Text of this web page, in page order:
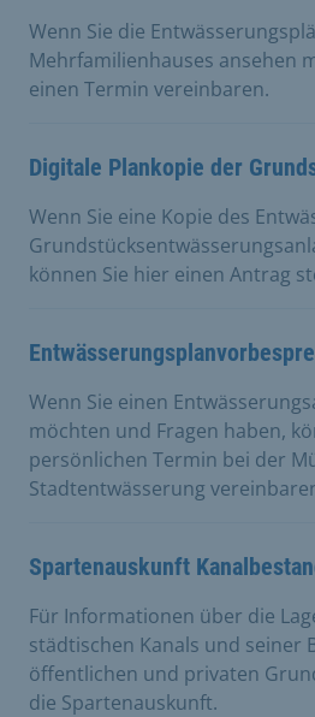
Wenn Sie die
Mehrfamilienhauses ansehen
einen Termin vereinbaren.
Digitale Plankopie der
Wenn Sie eine Kopie des
können Sie hier einen Antrag
Wenn Sie einen
möchten und Fragen haben,
persönlichen Termin bei der
Stadtentwässerung
Spartenauskunft
Für Informationen über die
städtischen Kanals und seiner
öffentlichen und privaten
die Spartenauskunft.